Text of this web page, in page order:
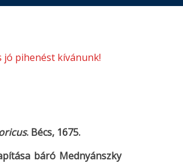
jó pihenést kívánunk!
. Bécs, 1675.
báró Mednyánszky